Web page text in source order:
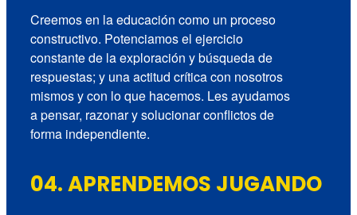
Creemos en la educación como un proceso
constructivo. Potenciamos el ejercicio
constante de la exploración y búsqueda de
respuestas; y una actitud crítica con nosotros
mismos y con lo que hacemos. Les ayudamos
a pensar, razonar y solucionar conflictos de
forma independiente.
04. APRENDEMOS JUGANDO